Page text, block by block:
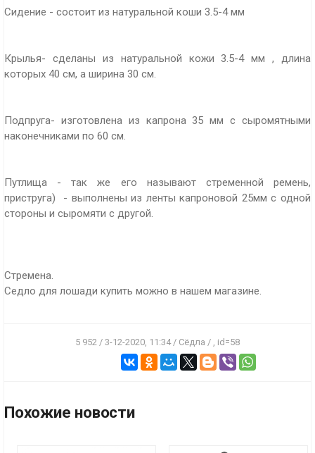
Сидение - состоит из натуральной коши 3.5-4 мм
Крылья- сделаны из натуральной кожи 3.5-4 мм , длина
которых 40 см, а ширина 30 см.
Подпруга- изготовлена из капрона 35 мм с сыромятными
наконечниками по 60 см.
Путлища - так же его называют стременной ремень,
приструга) - выполнены из ленты капроновой 25мм с одной
стороны и сыромяти с другой.
Стремена.
Седло для лошади купить можно в нашем магазине.
5 952 / 3-12-2020, 11:34 / Сёдла / , id=58
Похожие новости
ПОДРОБНЕЕ